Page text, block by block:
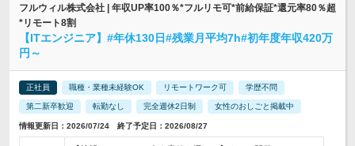
フルウィル株式会社 | 年収UP率100％*フルリモ可*前給保証*還元率80％超
*リモート8割
【ITエンジニア】#年休130日#残業月平均7h#初年度年収420万
円～
正社員 職種・業種未経験OK リモートワーク可 学歴不問
第二新卒歓迎 転勤なし 完全週休2日制 女性のおしごと掲載中
情報更新日：2026/07/24 終了予定日：2026/08/27